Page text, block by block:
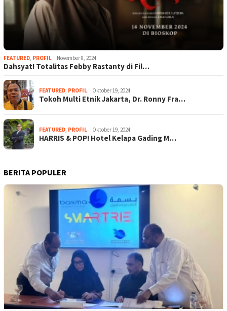
FEATURED, PROFIL November 8, 2024
Dahsyat! Totalitas Febby Rastanty di Fil…
FEATURED, PROFIL Oktober 19, 2024
Tokoh Multi Etnik Jakarta, Dr. Ronny Fra…
FEATURED, PROFIL Oktober 19, 2024
HARRIS & POP! Hotel Kelapa Gading M…
BERITA POPULER